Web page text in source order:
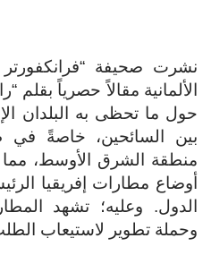
حول ما تحظى به البلدان
بين السائحين، خاصةً في
منطقة الشرق الأوسط،
أوضاع مطارات إفريقيا
الدول. وعليه؛ تشهد
وحملة تطوير لاستيعاب